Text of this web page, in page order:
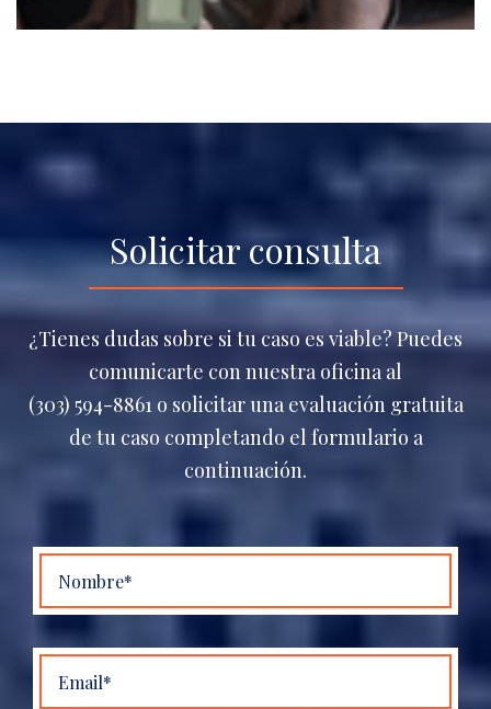
Solicitar consulta
¿Tienes dudas sobre si tu caso es viable? Puedes
comunicarte con nuestra oficina al
(303) 594-8861 o solicitar una evaluación gratuita
de tu caso completando el formulario a
continuación.